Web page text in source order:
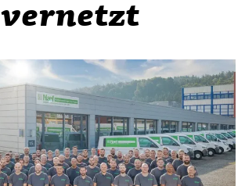
vernetzt